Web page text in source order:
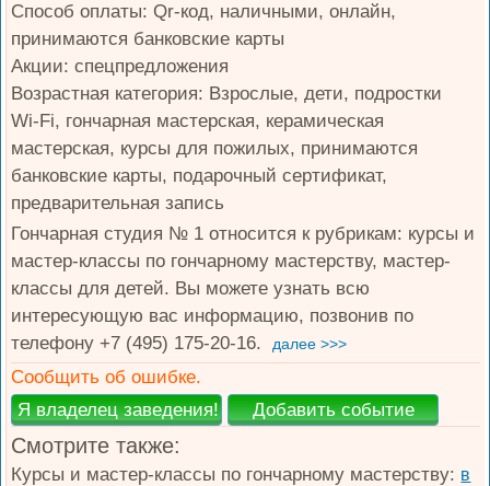
Способ оплаты: Qr-код, наличными, онлайн,
принимаются банковские карты
Акции: спецпредложения
Возрастная категория: Взрослые, дети, подростки
Wi-Fi, гончарная мастерская, керамическая
мастерская, курсы для пожилых, принимаются
банковские карты, подарочный сертификат,
предварительная запись
Гончарная студия № 1 относится к рубрикам: курсы и
мастер-классы по гончарному мастерству, мастер-
классы для детей. Вы можете узнать всю
интересующую вас информацию, позвонив по
телефону +7 (495) 175-20-16.
далее >>>
Сообщить об ошибке.
Смотрите также:
Курсы и мастер-классы по гончарному мастерству: в